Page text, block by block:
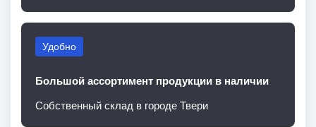
Удобно
Большой ассортимент продукции в наличии
Собственный склад в городе Твери